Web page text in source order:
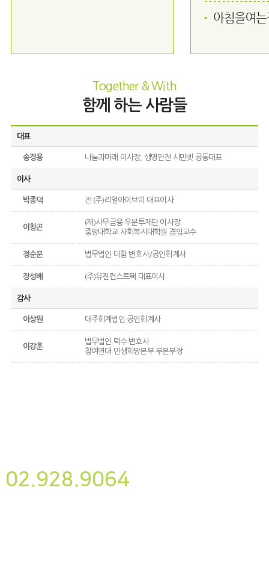
Together & With
함께 하는 사람들
대표
송경용 나눔과미래 이사장, 생명안전 시민넷 공동대표
이사
박종덕 전 (주)리얼아이브이 대표이사
이창곤
(재)사무금융 우분투재단 이사장
중앙대학교 사회복지대학원 겸임교수
정순문 법무법인 더함 변호사/공인회계사
장성배 (주)유진컨스트택 대표이사
감사
이상원 대주회계법인 공인회계사
이강훈
법무법인 덕수 변호사
참여연대 민생희망본부 부본부장
02.928.9064